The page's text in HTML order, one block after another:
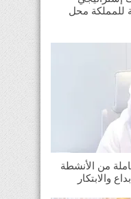
للمملكة محل
من الأنشطة
والابتكار